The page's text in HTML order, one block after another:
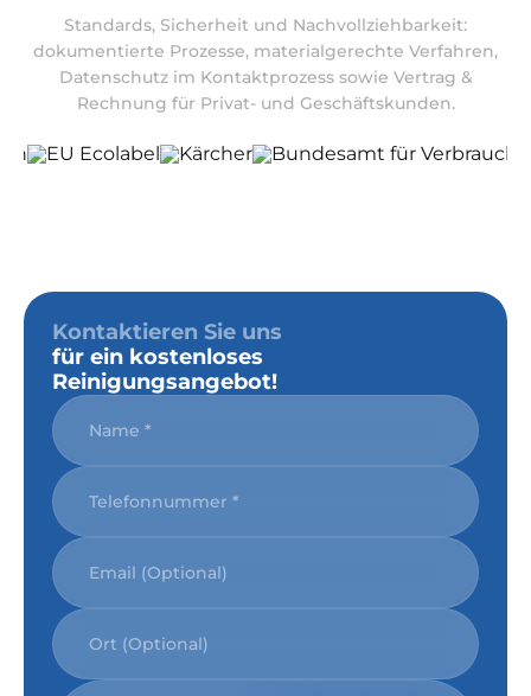
Standards, Sicherheit und Nachvollziehbarkeit:
dokumentierte Prozesse, materialgerechte Verfahren,
Datenschutz im Kontaktprozess sowie Vertrag &
Rechnung für Privat- und Geschäftskunden.
Kontaktieren Sie uns
für ein kostenloses
Reinigungsangebot!